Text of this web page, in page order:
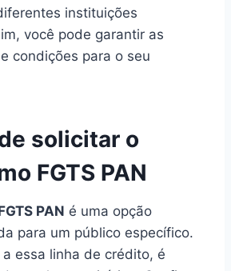
instituições
você pode garantir as
condições para o seu
solicitar o
FGTS PAN
PAN é uma opção
para um público específico.
essa linha de crédito, é